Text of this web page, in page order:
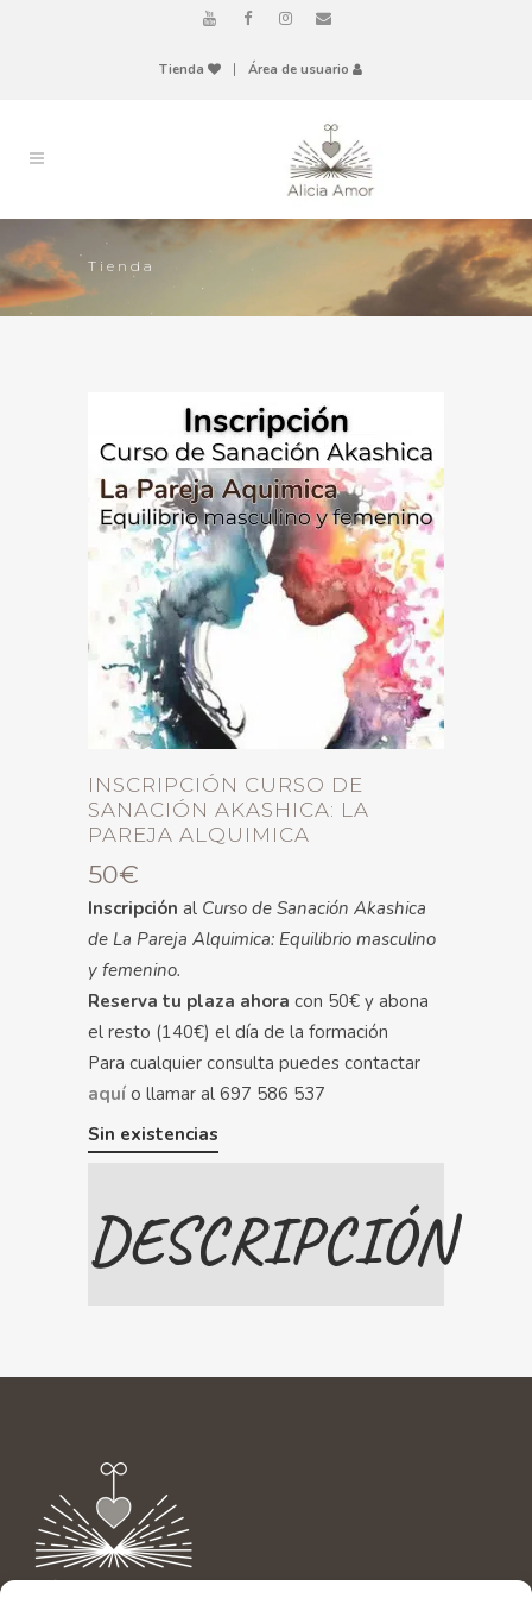
Tienda Área de usuario
Tienda
INSCRIPCIÓN CURSO DE
SANACIÓN AKASHICA: LA
PAREJA ALQUIMICA
50€
Inscripción al Curso de Sanación Akashica
de La Pareja Alquimica: Equilibrio masculino
y femenino.
Reserva tu plaza ahora con 50€ y abona
el resto (140€) el día de la formación
Para cualquier consulta puedes contactar
aquí o llamar al 697 586 537
Sin existencias
DESCRIPCIÓN